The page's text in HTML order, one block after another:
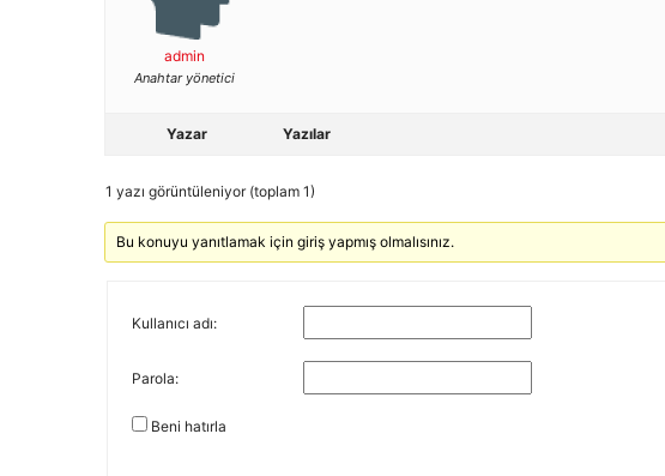
admin
Anahtar yönetici
Yazar Yazılar
1 yazı görüntüleniyor (toplam 1)
Bu konuyu yanıtlamak için giriş yapmış olmalısınız.
Kullanıcı adı:
Parola:
Beni hatırla